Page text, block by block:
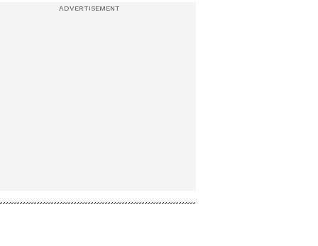
അക്കൗണ്ടുകൾ പൂട്ടി